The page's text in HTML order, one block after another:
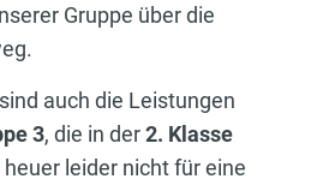
Gruppe über die
auch die Leistungen
3, die in der2. Klasse
leider nicht für eine